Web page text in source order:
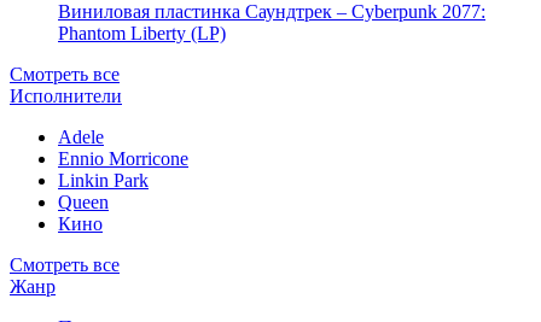
Виниловая пластинка Саундтрек – Cyberpunk 2077:
Phantom Liberty (LP)
Смотреть все
Исполнители
Adele
Ennio Morricone
Linkin Park
Queen
Кино
Смотреть все
Жанр